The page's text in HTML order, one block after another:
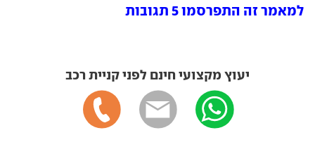
למאמר זה התפרסמו 5 תגובות
יעוץ מקצועי חינם לפני קניית רכב